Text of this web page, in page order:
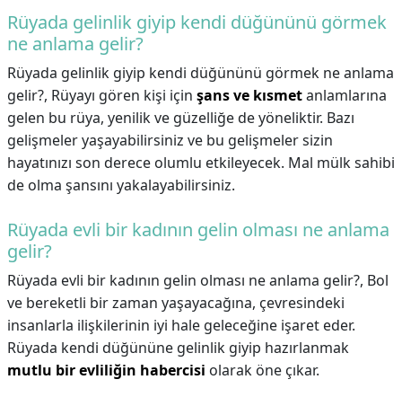
Rüyada gelinlik giyip kendi düğününü görmek
ne anlama gelir?
Rüyada gelinlik giyip kendi düğününü görmek ne anlama
gelir?, Rüyayı gören kişi için şans ve kısmetanlamlarına
gelen bu rüya, yenilik ve güzelliğe de yöneliktir. Bazı
gelişmeler yaşayabilirsiniz ve bu gelişmeler sizin
hayatınızı son derece olumlu etkileyecek. Mal mülk sahibi
de olma şansını yakalayabilirsiniz.
Rüyada evli bir kadının gelin olması ne anlama
gelir?
Rüyada evli bir kadının gelin olması ne anlama gelir?, Bol
ve bereketli bir zaman yaşayacağına, çevresindeki
insanlarla ilişkilerinin iyi hale geleceğine işaret eder.
Rüyada kendi düğününe gelinlik giyip hazırlanmak
mutlu bir evliliğin habercisi olarak öne çıkar.